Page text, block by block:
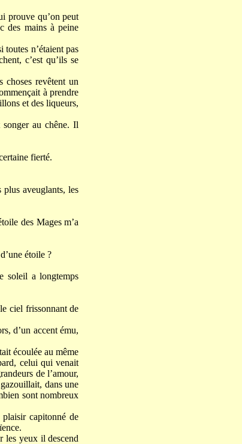
prouve qu’on peut
des mains à peine
toutes n’étaient pas
c’est qu’ils se
choses revêtent un
à prendre
et des liqueurs,
au chêne. Il
fierté.
aveuglants, les
des Mages m’a
étoile ?
soleil a longtemps
ciel frissonnant de
d’un accent ému,
écoulée au même
celui qui venait
de l’amour,
dans une
sont nombreux
capitonné de
les yeux il descend